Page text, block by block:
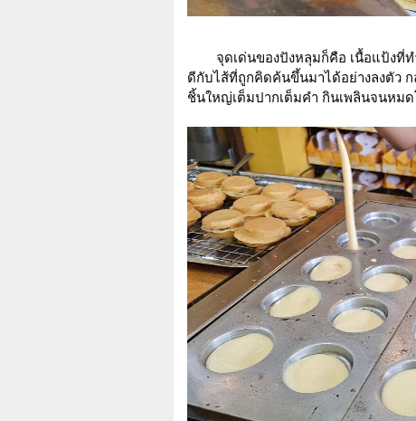
จุดเด่นของปังหลุมก็คือ เนื้อแป้ง
ดีกับไส้ที่ถูกคิดค้นขึ้นมาได้อย่างลงตัว
ชิ้นใหญ่เต็มปากเต็มคำ กินเพลินจนหม